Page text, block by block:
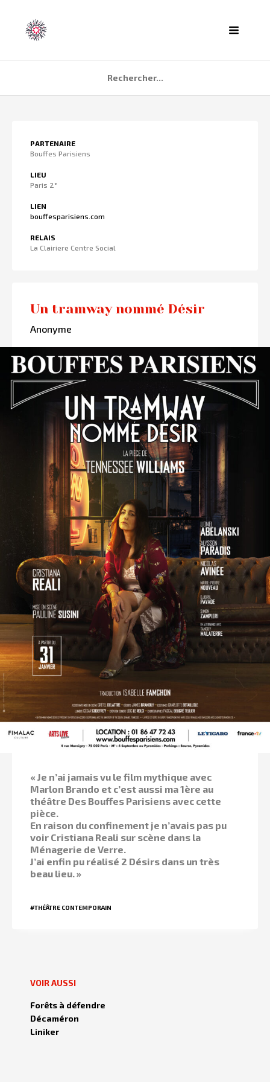
QUI SOMMES NOUS ?
PARTENAIRE
Bouffes Parisiens
LIEU
Paris 2°
LIEN
bouffesparisiens.com
RELAIS
La Clairiere Centre Social
Un tramway nommé Désir
Anonyme
« Je n’ai jamais vu le film mythique avec
Marlon Brando et c’est aussi ma 1ère au
théâtre Des Bouffes Parisiens avec cette
pièce.
En raison du confinement je n’avais pas pu
voir Cristiana Reali sur scène dans la
Ménagerie de Verre.
J’ai enfin pu réalisé 2 Désirs dans un très
beau lieu. »
#THÉÂTRE CONTEMPORAIN
VOIR AUSSI
Forêts à défendre
Décaméron
Liniker